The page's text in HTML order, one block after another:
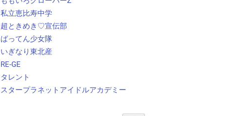
私立恵比寿中学
超ときめき♡宣伝部
ばってん少女隊
いぎなり東北産
RE-GE
タレント
スタープラネットアイドルアカデミー